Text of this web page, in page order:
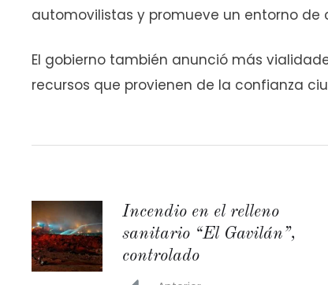
automovilistas y promueve un entorno de
El gobierno también anunció más
recursos que provienen de la confianza
Incendio en el relleno
sanitario “El Gavilán”,
controlado